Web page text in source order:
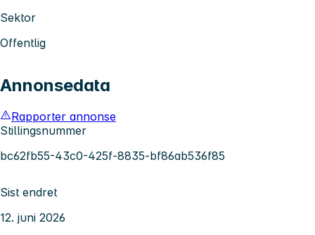
Sektor
Offentlig
Annonsedata
Rapporter annonse
Stillingsnummer
bc62fb55-43c0-425f-8835-bf86ab536f85
Sist endret
12. juni 2026